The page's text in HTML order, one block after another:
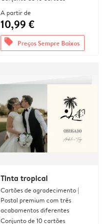
A partir de
10,99 €
offers Preços Sempre Baixos
Tinta tropical
Cartões de agradecimento |
Postal premium com três
acabamentos diferentes
Conjunto de 10 cartões